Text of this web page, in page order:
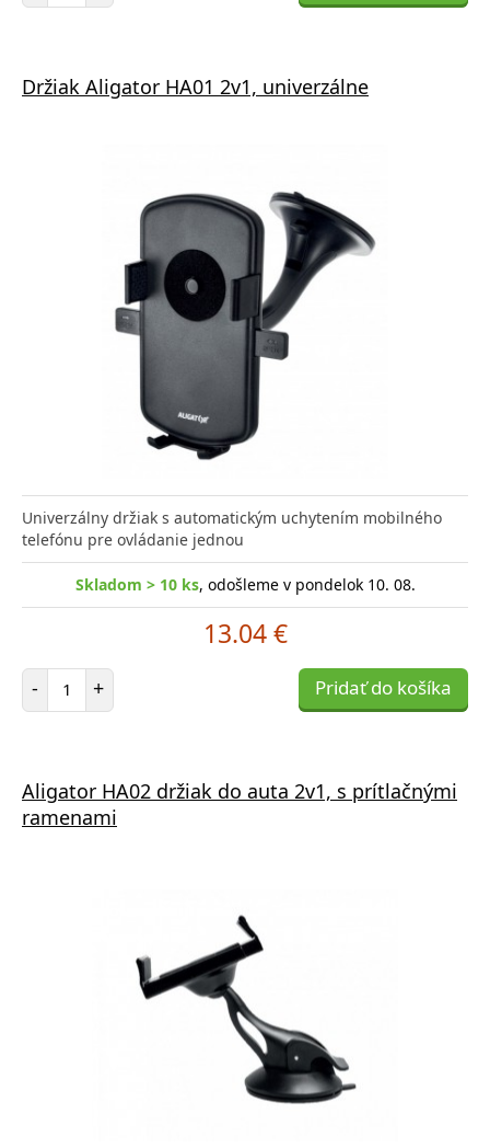
Držiak Aligator HA01 2v1, univerzálne
Univerzálny držiak s automatickým uchytením mobilného
telefónu pre ovládanie jednou
Skladom > 10 ks, odošleme v pondelok 10. 08.
13.04 €
- Počet položiek
+ Pridať do košíka
Aligator HA02 držiak do auta 2v1, s prítlačnými
ramenami